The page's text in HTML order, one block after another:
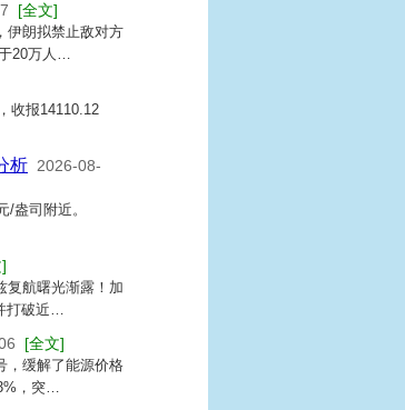
[全文]
伊朗拟禁止敌对方
20万人…
收报14110.12
析 2026-08-
盎司附近。
复航曙光渐露！加
打破近…
[全文]
，缓解了能源价格
，突…